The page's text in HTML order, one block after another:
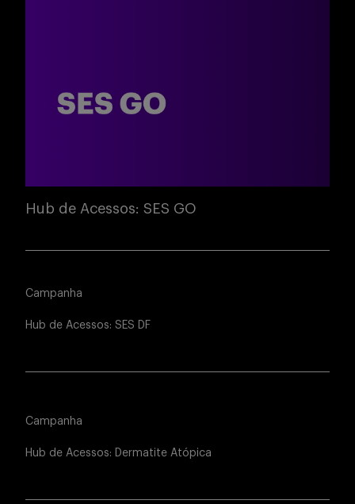
Hub de Acessos: SES GO
Campanha
Hub de Acessos: SES DF
Campanha
Hub de Acessos: Dermatite Atópica